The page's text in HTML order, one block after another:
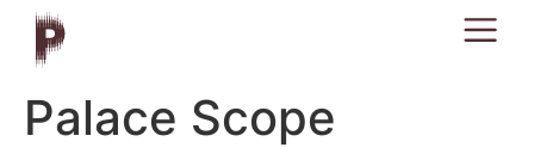
Palace Scope